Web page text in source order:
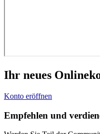
Ihr neues
Konto eröffnen
Empfehlen und